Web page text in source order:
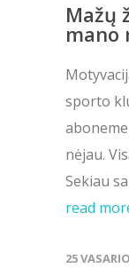
Mažų
mano
sporto
nėjau.
Sekiau
read
25